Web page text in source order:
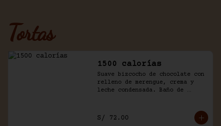
Tortas
1500 calorías
Suave bizcocho de chocolate con
relleno de merengue, crema y
leche condensada. Baño de
S/ 72.00